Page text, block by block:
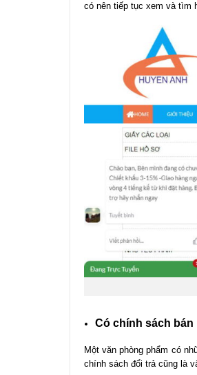
có nên tiếp tục xem và tìm
Có chính sách bán
Một văn phòng phẩm có
chính sách đổi trả cũng là